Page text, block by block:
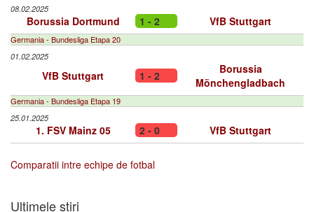
08.02.2025
Borussia Dortmund 1 - 2 VfB Stuttgart
Germania - Bundesliga Etapa 20
01.02.2025
VfB Stuttgart 1 - 2
Borussia
Mönchengladbach
Germania - Bundesliga Etapa 19
25.01.2025
1. FSV Mainz 05 2 - 0 VfB Stuttgart
Comparatii intre echipe de fotbal
Ultimele stiri